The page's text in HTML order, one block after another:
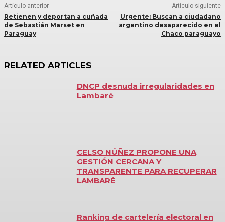
Artículo anterior
Retienen y deportan a cuñada
de Sebastián Marset en
Paraguay
Artículo siguiente
Urgente: Buscan a ciudadano
argentino desaparecido en el
Chaco paraguayo
RELATED ARTICLES
DNCP desnuda irregularidades en
Lambaré
CELSO NÚÑEZ PROPONE UNA
GESTIÓN CERCANA Y
TRANSPARENTE PARA RECUPERAR
LAMBARÉ
Ranking de cartelería electoral en